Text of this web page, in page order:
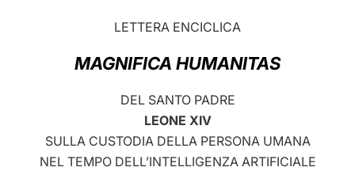
LETTERA ENCICLICA
MAGNIFICA HUMANITAS
DEL SANTO PADRE
LEONE XIV
SULLA CUSTODIA DELLA PERSONA UMANA
NEL TEMPO DELL’INTELLIGENZA ARTIFICIALE